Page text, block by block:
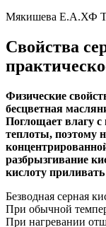
Мякишева Е.А.ХФ
Свойства
Физические
бесцветная
Поглощает влагу
теплоты, поэтому
разбрызгивание
кислоту
Безводная серная
При обычной
При нагревании